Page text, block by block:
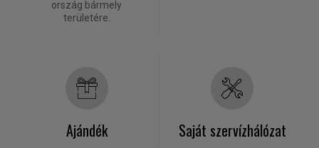
ország bármely
területére.
Ajándék Saját szervízhálózat